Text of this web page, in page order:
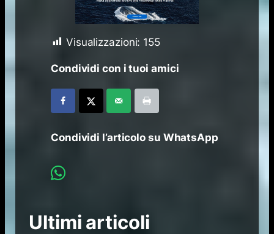
Visualizzazioni: 155
Condividi con i tuoi amici
Condividi l’articolo su WhatsApp
Ultimi articoli